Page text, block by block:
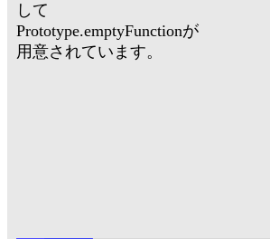
して
Prototype.emptyFunctionが
用意されています。